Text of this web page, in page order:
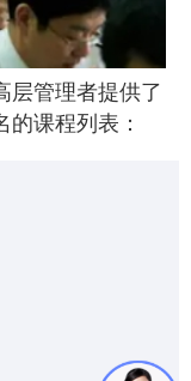
层管理者提供了
课程列表：